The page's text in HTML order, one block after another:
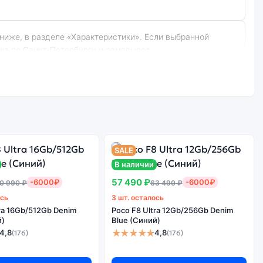
по Санкт-Петербургу и самовывоз.
Redmi Note 8
(Восст.) 3Gb/32Gb
Cosmic Purple
(Фиолетовый)
не гарантируется.
990 ₽ -6000₽
16Gb/512Gb Denim
(176)
SALE
В наличии
57 490 ₽63 490 ₽ -6000₽
3 шт. осталось
Poco F8 Ultra 12Gb/256Gb Denim
Blue (Синий)
★★★★★4,8(176)